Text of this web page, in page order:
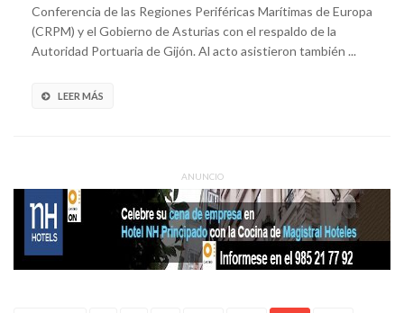
Conferencia de las Regiones Periféricas Marítimas de Europa
(CRPM) y el Gobierno de Asturias con el respaldo de la
Autoridad Portuaria de Gijón. Al acto asistieron también ...
LEER MÁS
ANUNCIO